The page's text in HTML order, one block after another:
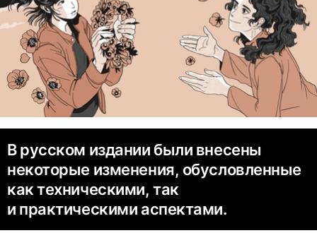
В русском издании были внесены
некоторые изменения, обусловленные
как техническими, так
и практическими аспектами.